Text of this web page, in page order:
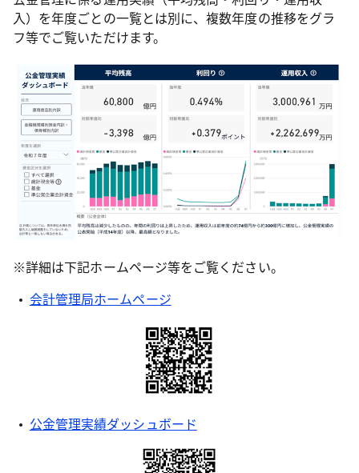
入）を年度ごとの一覧とは別に、複数年度の推移をグラ
フ等でご覧いただけます。
※詳細は下記ホームページ等をご覧ください。
会計管理局ホームページ
公金管理実績ダッシュボード